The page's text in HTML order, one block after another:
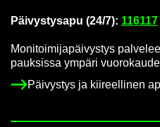
Päi­vys­tys­a­pu (24/7): 116117
Mo­ni­toi­mi­ja­päi­vys­tys
pauk­sis­sa ym­pä­ri
Päi­vys­tys ja kii­reel­li­nen